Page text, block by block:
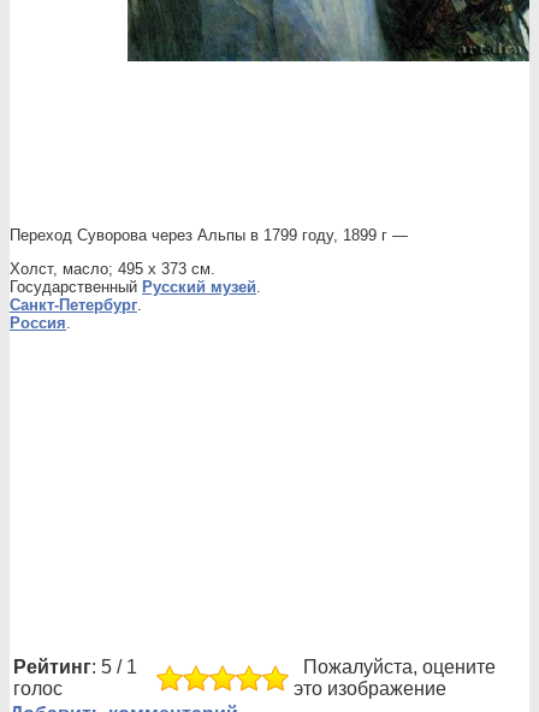
Переход Суворова через Альпы в 1799 году, 1899 г —
Холст, масло; 495 х 373 см.
Государственный Русский музей.
Санкт-Петербург.
Россия.
Рейтинг: 5 / 1
голос
Пожалуйста, оцените
это изображение